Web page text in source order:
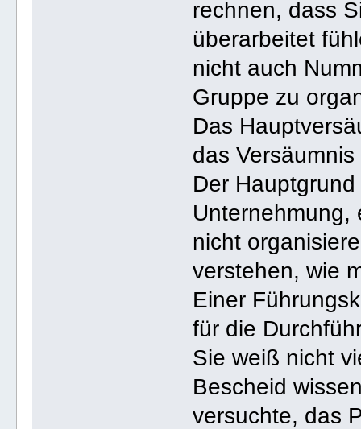
rechnen, dass
überarbeitet
nicht auch
Gruppe zu
Das
das
Der
Unternehmung,
nicht
verstehen, wie
Einer
für die
Sie weiß nicht
Bescheid
versuchte, das